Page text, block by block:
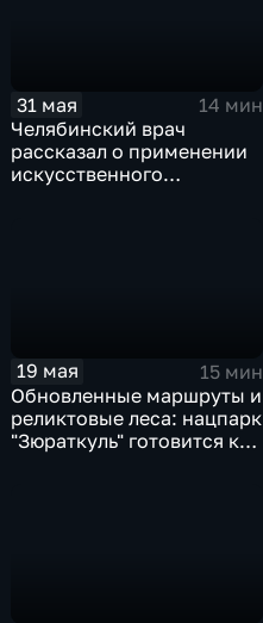
31 мая
14 мин
Челябинский врач
рассказал о применении
искусственного
19 мая
15 мин
Обновленные маршруты и
реликтовые леса: нацпарк
"Зюраткуль" готовится к